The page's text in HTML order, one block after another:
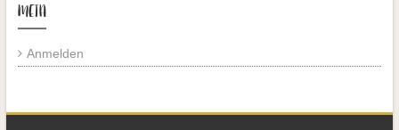
META
Anmelden